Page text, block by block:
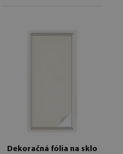
Dekoračná fólia na sklo